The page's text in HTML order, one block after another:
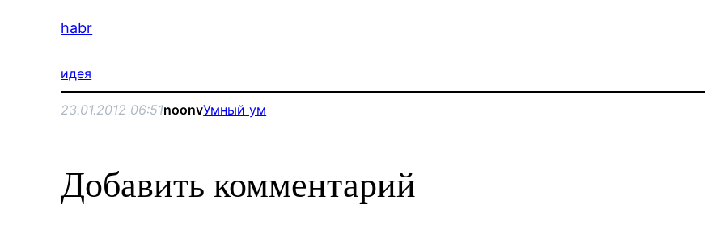
habr
идея
23.01.2012 06:51noonvУмный ум
Добавить комментарий